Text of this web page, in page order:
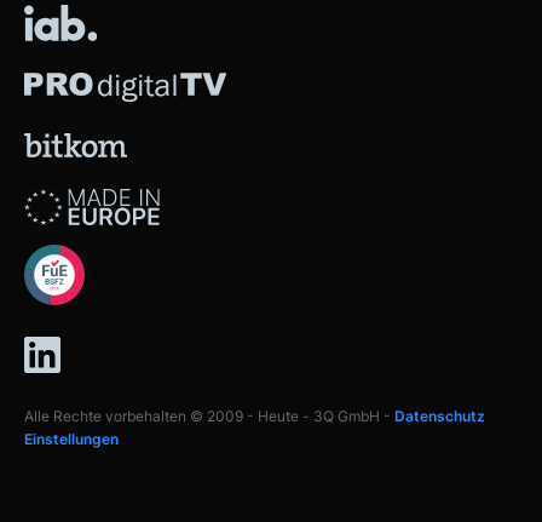
Alle Rechte vorbehalten © 2009 - Heute - 3Q GmbH - Datenschutz
Einstellungen